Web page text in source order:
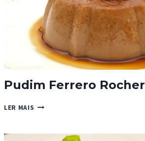
Pudim Ferrero Rocher
LER MAIS PUDIM